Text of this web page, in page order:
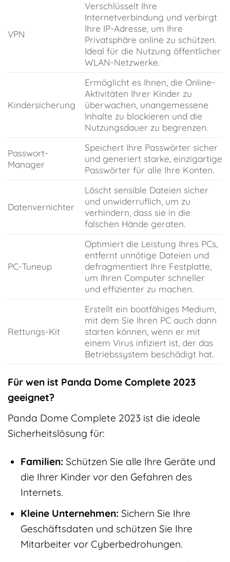
VPN
Verschlüsselt Ihre
Internetverbindung und verbirgt
Ihre IP-Adresse, um Ihre
Privatsphäre online zu schützen.
Ideal für die Nutzung öffentlicher
WLAN-Netzwerke.
Kindersicherung
Ermöglicht es Ihnen, die Online-
Aktivitäten Ihrer Kinder zu
überwachen, unangemessene
Inhalte zu blockieren und die
Nutzungsdauer zu begrenzen.
Passwort-
Manager
Speichert Ihre Passwörter sicher
und generiert starke, einzigartige
Passwörter für alle Ihre Konten.
Datenvernichter
Löscht sensible Dateien sicher
und unwiderruflich, um zu
verhindern, dass sie in die
falschen Hände geraten.
PC-Tuneup
Optimiert die Leistung Ihres PCs,
entfernt unnötige Dateien und
defragmentiert Ihre Festplatte,
um Ihren Computer schneller
und effizienter zu machen.
Rettungs-Kit
Erstellt ein bootfähiges Medium,
mit dem Sie Ihren PC auch dann
starten können, wenn er mit
einem Virus infiziert ist, der das
Betriebssystem beschädigt hat.
Für wen ist Panda Dome Complete 2023
geeignet?
Panda Dome Complete 2023 ist die ideale
Sicherheitslösung für:
Familien: Schützen Sie alle Ihre Geräte und
die Ihrer Kinder vor den Gefahren des
Internets.
Kleine Unternehmen: Sichern Sie Ihre
Geschäftsdaten und schützen Sie Ihre
Mitarbeiter vor Cyberbedrohungen.